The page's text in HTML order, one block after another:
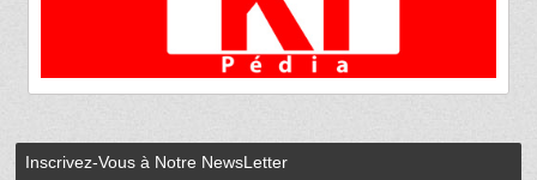
Inscrivez-Vous à Notre NewsLetter